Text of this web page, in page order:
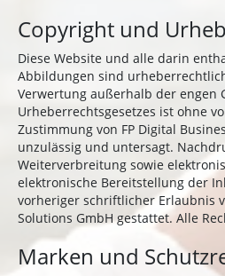
Copyright und
Diese Website und alle darin
Abbildungen sind
Verwertung außerhalb der engen
Urheberrechtsgesetzes ist ohne
Zustimmung von FP Digital
unzulässig und untersagt.
Weiterverbreitung sowie
elektronische Bereitstellung der
vorheriger schriftlicher Erlaubnis
Solutions GmbH gestattet. Alle
Marken und